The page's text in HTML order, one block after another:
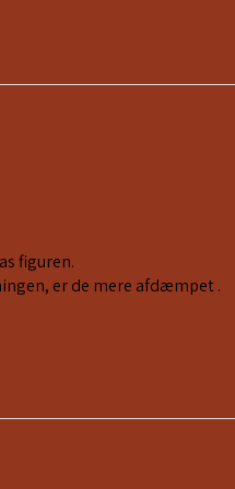
figuren.
er de mere afdæmpet .